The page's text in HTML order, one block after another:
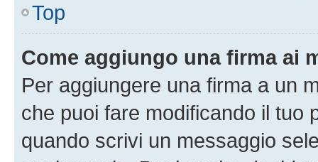
Top
Come aggiungo una firma ai
Per aggiungere una firma a un
che puoi fare modificando il tuo
quando scrivi un messaggio